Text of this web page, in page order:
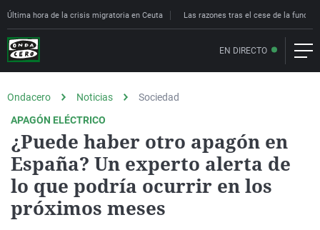
Última hora de la crisis migratoria en Ceuta Las razones tras el cese de la
EN DIRECTO
Ondacero Noticias
Sociedad
APAGÓN ELÉCTRICO
¿Puede haber otro apagón en
España? Un experto alerta de
lo que podría ocurrir en los
próximos meses